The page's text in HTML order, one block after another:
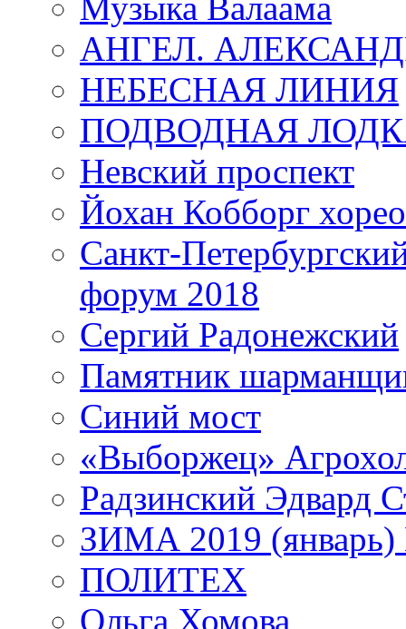
Музыка Валаама
АНГЕЛ.
НЕБЕСНАЯ ЛИНИЯ
ПОДВОДНАЯ
Невский проспект
Йохан Кобборг
Санкт-
форум 2018
Сергий Радонежский
Памятник
Синий мост
«Выборжец»
Радзинский Эдвард
ЗИМА 2019 (январь)
ПОЛИТЕХ
Ольга Хомова